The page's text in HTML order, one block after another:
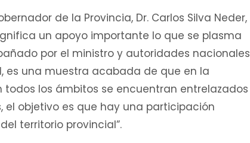
de la Provincia, Dr. Carlos Silva Neder,
un apoyo importante lo que se plasma
por el ministro y autoridades nacionales
es una muestra acabada de que en la
los ámbitos se encuentran entrelazados
el objetivo es que hay una participación
territorio provincial”.